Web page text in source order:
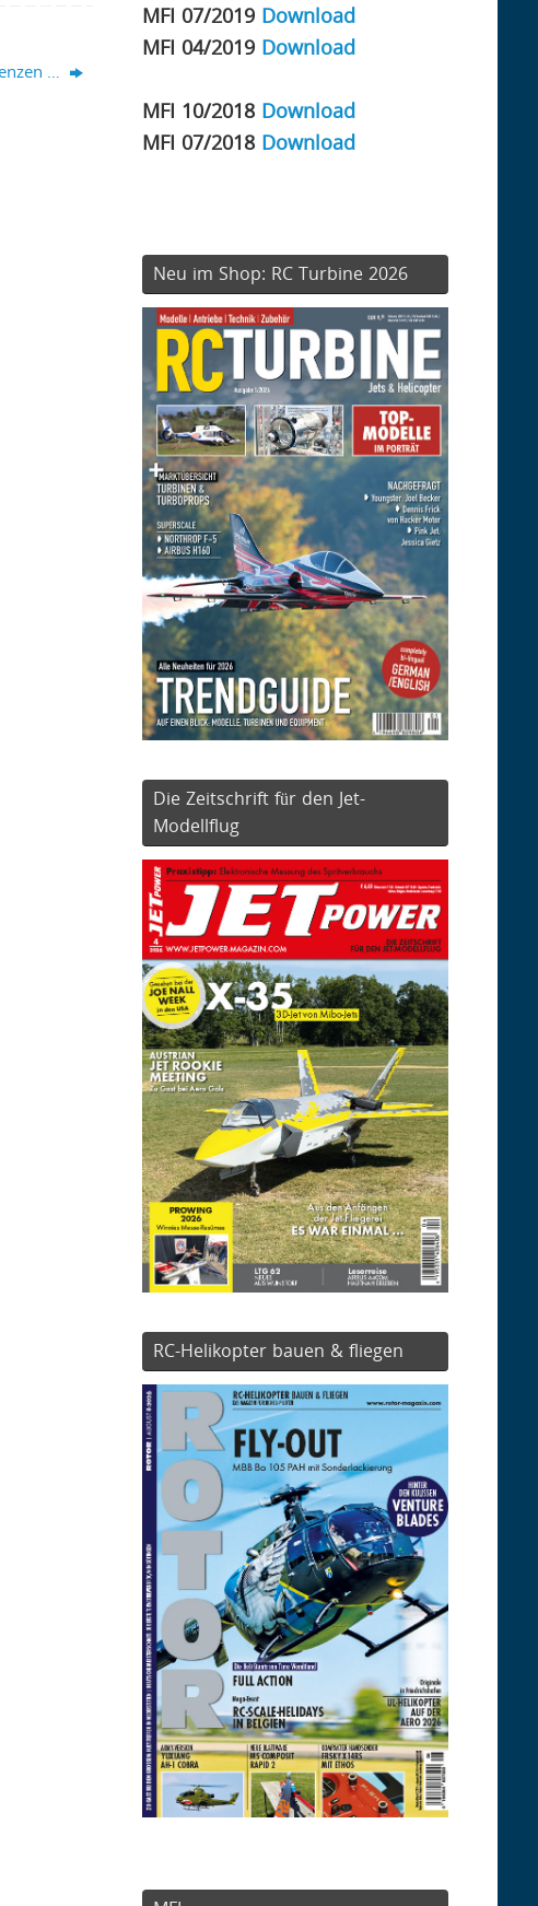
…
MFI 07/2019 Download
MFI 04/2019 Download
MFI 10/2018 Download
MFI 07/2018 Download
Neu im Shop: RC Turbine 2026
Die Zeitschrift für den Jet-
Modellflug
RC-Helikopter bauen & fliegen